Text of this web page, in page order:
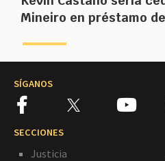
Mineiro en préstamo
SÍGANOS
SECCIONES
Justicia